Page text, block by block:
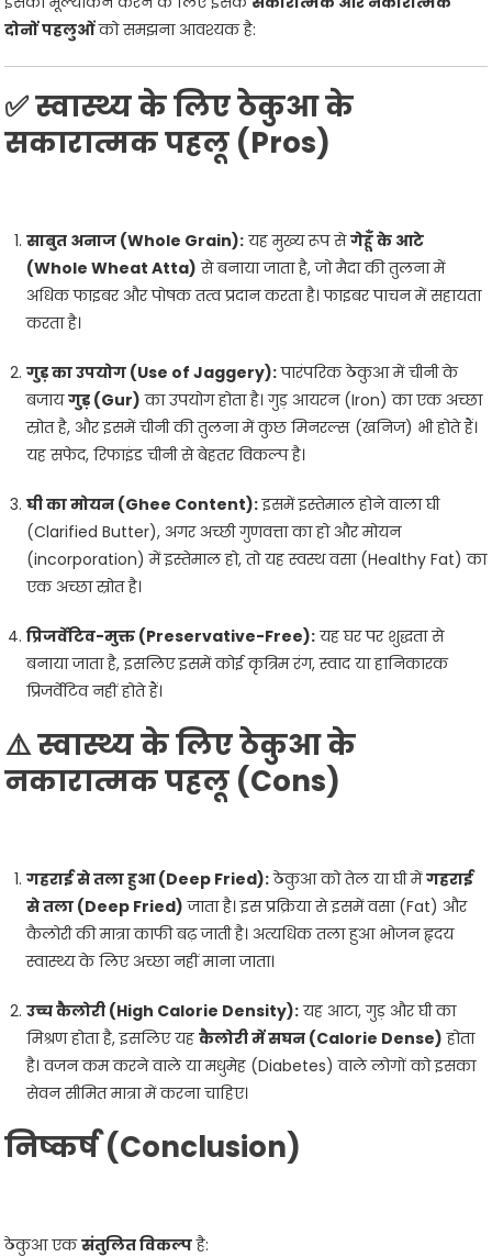
दोनों पहलुओंको समझना आवश्यक है:
✅ स्वास्थ्य के लिए ठेकुआ के
सकारात्मक पहलू (Pros)
साबुत अनाज (Whole Grain): यह मुख्य रूप सेगेहूँ के आटे
(Whole Wheat Atta) से बनाया जाता है, जो मैदा की तुलना में
अधिक फाइबर और पोषक तत्व प्रदान करता है। फाइबर पाचन में सहायता
करता है।
गुड़ का उपयोग (Use of Jaggery):पारंपरिक ठेकुआ में चीनी के
बजायगुड़ (Gur) का उपयोग होता है। गुड़ आयरन (Iron) का एक अच्छा
स्रोत है, और इसमें चीनी की तुलना में कुछ मिनरल्स (खनिज) भी होते हैं।
यह सफेद, रिफाइंड चीनी से बेहतर विकल्प है।
घी का मोयन (Ghee Content):इसमें इस्तेमाल होने वाला घी
(Clarified Butter), अगर अच्छी गुणवत्ता का हो और मोयन
(incorporation) में इस्तेमाल हो, तो यह स्वस्थ वसा (Healthy Fat) का
एक अच्छा स्रोत है।
प्रिजर्वेटिव-मुक्त (Preservative-Free): यह घर पर शुद्धता से
बनाया जाता है, इसलिए इसमें कोई कृत्रिम रंग, स्वाद या हानिकारक
प्रिजर्वेटिव नहीं होते हैं।
⚠️ स्वास्थ्य के लिए ठेकुआ के
नकारात्मक पहलू (Cons)
गहराई से तला हुआ (Deep Fried):ठेकुआ को तेल या घी मेंगहराई
से तला (Deep Fried) जाता है। इस प्रक्रिया से इसमें वसा (Fat) और
कैलोरी की मात्रा काफी बढ़ जाती है। अत्यधिक तला हुआ भोजन हृदय
स्वास्थ्य के लिए अच्छा नहीं माना जाता।
उच्च कैलोरी (High Calorie Density): यह आटा, गुड़ और घी का
मिश्रण होता है, इसलिए यहकैलोरी में सघन (Calorie Dense) होता
है। वजन कम करने वाले या मधुमेह (Diabetes) वाले लोगों को इसका
सेवन सीमित मात्रा में करना चाहिए।
निष्कर्ष (Conclusion)
ठेकुआ एकसंतुलित विकल्पहै: